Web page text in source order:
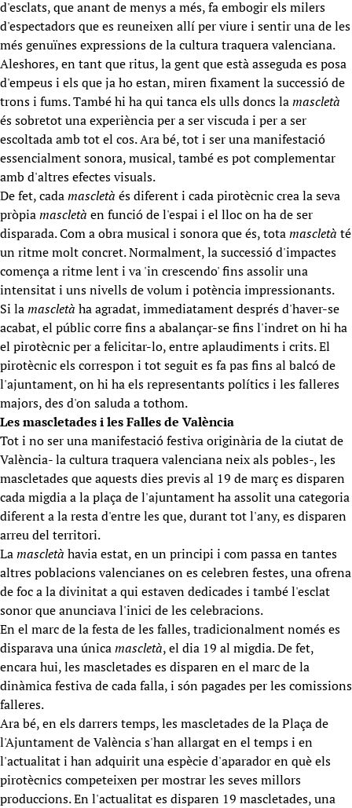
d'esclats, que anant de menys a més, fa embogir els milers
d'espectadors que es reuneixen allí per viure i sentir una de les
més genuïnes expressions de la cultura traquera valenciana.
Aleshores, en tant que ritus, la gent que està asseguda es posa
d'empeus i els que ja ho estan, miren fixament la successió de
trons i fums. També hi ha qui tanca els ulls doncs lamascletà
és sobretot una experiència per a ser viscuda i per a ser
escoltada amb tot el cos. Ara bé, tot i ser una manifestació
essencialment sonora, musical, també es pot complementar
amb d'altres efectes visuals.
De fet, cadamascletà és diferent i cada pirotècnic crea la seva
pròpiamascletà en funció de l'espai i el lloc on ha de ser
disparada. Com a obra musical i sonora que és, totamascletà té
un ritme molt concret. Normalment, la successió d'impactes
comença a ritme lent i va 'in crescendo' fins assolir una
intensitat i uns nivells de volum i potència impressionants.
Si lamascletà ha agradat, immediatament després d'haver-se
acabat, el públic corre fins a abalançar-se fins l'indret on hi ha
el pirotècnic per a felicitar-lo, entre aplaudiments i crits. El
pirotècnic els correspon i tot seguit es fa pas fins al balcó de
l'ajuntament, on hi ha els representants polítics i les falleres
majors, des d'on saluda a tothom.
Les mascletades i les Falles de València
Tot i no ser una manifestació festiva originària de la ciutat de
València- la cultura traquera valenciana neix als pobles-, les
mascletades que aquests dies previs al 19 de març es disparen
cada migdia a la plaça de l'ajuntament ha assolit una categoria
diferent a la resta d'entre les que, durant tot l'any, es disparen
arreu del territori.
Lamascletà havia estat, en un principi i com passa en tantes
altres poblacions valencianes on es celebren festes, una ofrena
de foc a la divinitat a qui estaven dedicades i també l'esclat
sonor que anunciava l'inici de les celebracions.
En el marc de la festa de les falles, tradicionalment només es
disparava una únicamascletà, el dia 19 al migdia. De fet,
encara hui, les mascletades es disparen en el marc de la
dinàmica festiva de cada falla, i són pagades per les comissions
falleres.
Ara bé, en els darrers temps, les mascletades de la Plaça de
l'Ajuntament de València s'han allargat en el temps i en
l'actualitat i han adquirit una espècie d'aparador en què els
pirotècnics competeixen per mostrar les seves millors
produccions. En l'actualitat es disparen 19 mascletades, una